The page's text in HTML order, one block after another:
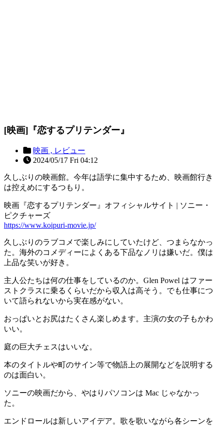
[映画]『恋するプリテンダー』
映画 , レビュー
2024/05/17 Fri 04:12
久しぶりの映画館。今年は語学に集中するため、映画館行き
は控えめにするつもり。
映画『恋するプリテンダー』オフィシャルサイト | ソニー・
ピクチャーズ
https://www.koipuri-movie.jp/
久しぶりのラブコメで楽しみにしていたけど、つまらなかっ
た。海外のコメディーによくある下品なノリは嫌いだ。僕は
上品な笑いが好き。
主人公たちは何の仕事をしているのか。Glen Powel はファー
ストクラスに乗るくらいだから収入は高そう。でも仕事につ
いて語られないから実在感がない。
おっぱいとお尻はたくさん楽しめます。主演の女の子もかわ
いい。
庭の巨大チェスはいいな。
本のタイトルや町のサイン等で物語上の展開などを説明する
のは面白い。
ソニーの映画だから、やはりパソコンは Mac じゃなかっ
た。
エンドロールは新しいアイデア。歌を歌いながら各シーンを